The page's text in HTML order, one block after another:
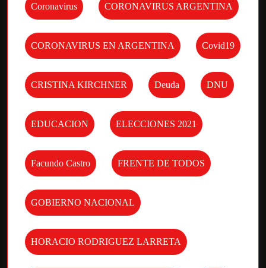
Coronavirus CORONAVIRUS ARGENTINA
CORONAVIRUS EN ARGENTINA Covid19
CRISTINA KIRCHNER Deuda DNU
EDUCACION ELECCIONES 2021
Facundo Castro FRENTE DE TODOS
GOBIERNO NACIONAL
HORACIO RODRIGUEZ LARRETA